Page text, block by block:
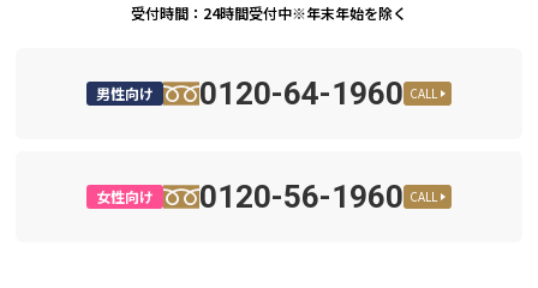
受付時間：24時間受付中※年末年始を除く
男性向け 0120-64-1960 CALL
女性向け 0120-56-1960 CALL